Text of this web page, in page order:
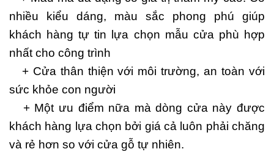
nhiều kiểu dáng, màu sắc phong phú giúp
khách hàng tự tin lựa chọn mẫu cửa phù hợp
nhất cho công trình
+ Cửa thân thiện với môi trường, an toàn với
sức khỏe con người
+ Một ưu điểm nữa mà dòng cửa này được
khách hàng lựa chọn bởi giá cả luôn phải chăng
và rẻ hơn so với cửa gỗ tự nhiên.